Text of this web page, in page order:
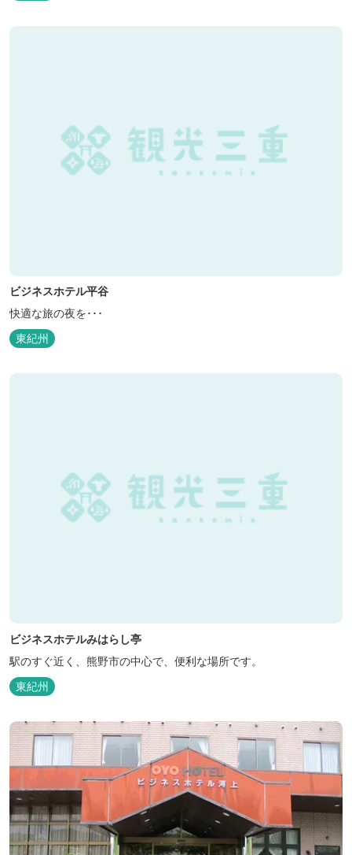
ビジネスホテル平谷
快適な旅の夜を･･･
東紀州
ビジネスホテルみはらし亭
駅のすぐ近く、熊野市の中心で、便利な場所です。
東紀州